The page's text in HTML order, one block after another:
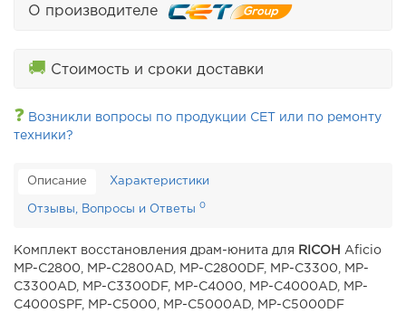
О производителе
🚚 Стоимость и сроки доставки
❓ Возникли вопросы по продукции CET или по ремонту
техники?
Описание Характеристики
Отзывы, Вопросы и Ответы 0
Комплект восстановления драм-юнита для RICOH Aficio
MP-C2800, MP-C2800AD, MP-C2800DF, MP-C3300, MP-
C3300AD, MP-C3300DF, MP-C4000, MP-C4000AD, MP-
C4000SPF, MP-C5000, MP-C5000AD, MP-C5000DF